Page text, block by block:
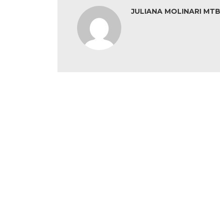
JULIANA MOLINARI